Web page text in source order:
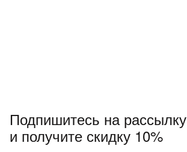
Подпишитесь на рассылку
и получите скидку 10%